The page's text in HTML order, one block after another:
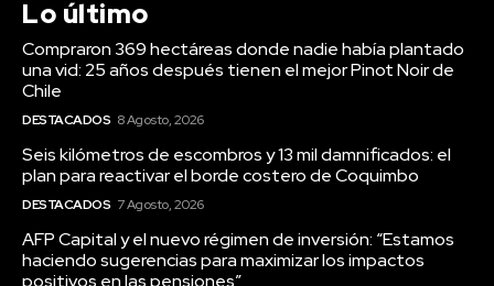
DESTACADOS 8 Agosto, 2026
Seis kilómetros de escombros y 13 mil damnificados: el
plan para reactivar el borde costero de Coquimbo
DESTACADOS
AFP Capital y el nuevo régimen de inversión: “Estamos
haciendo sugerencias para maximizar los impactos
positivos en las pensiones”
DESTACADOS 31 Julio, 2026
Lo más visto